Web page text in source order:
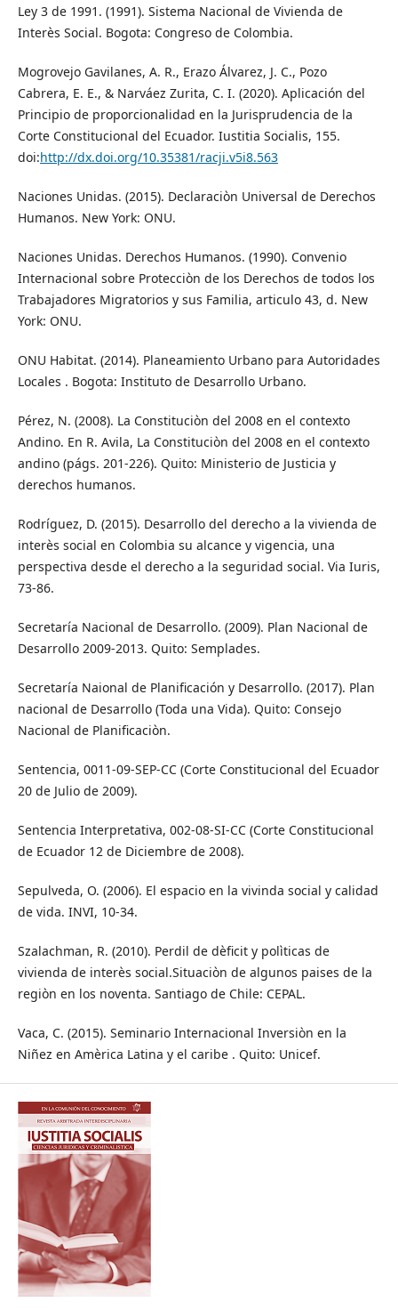
Ley 3 de 1991. (1991). Sistema Nacional de Vivienda de
Interès Social. Bogota: Congreso de Colombia.
Mogrovejo Gavilanes, A. R., Erazo Álvarez, J. C., Pozo
Cabrera, E. E., & Narváez Zurita, C. I. (2020). Aplicación del
Principio de proporcionalidad en la Jurisprudencia de la
Corte Constitucional del Ecuador. Iustitia Socialis, 155.
doi:http://dx.doi.org/10.35381/racji.v5i8.563
Naciones Unidas. (2015). Declaraciòn Universal de Derechos
Humanos. New York: ONU.
Naciones Unidas. Derechos Humanos. (1990). Convenio
Internacional sobre Protecciòn de los Derechos de todos los
Trabajadores Migratorios y sus Familia, articulo 43, d. New
York: ONU.
ONU Habitat. (2014). Planeamiento Urbano para Autoridades
Locales . Bogota: Instituto de Desarrollo Urbano.
Pérez, N. (2008). La Constituciòn del 2008 en el contexto
Andino. En R. Avila, La Constituciòn del 2008 en el contexto
andino (págs. 201-226). Quito: Ministerio de Justicia y
derechos humanos.
Rodríguez, D. (2015). Desarrollo del derecho a la vivienda de
interès social en Colombia su alcance y vigencia, una
perspectiva desde el derecho a la seguridad social. Via Iuris,
73-86.
Secretaría Nacional de Desarrollo. (2009). Plan Nacional de
Desarrollo 2009-2013. Quito: Semplades.
Secretaría Naional de Planificación y Desarrollo. (2017). Plan
nacional de Desarrollo (Toda una Vida). Quito: Consejo
Nacional de Planificaciòn.
Sentencia, 0011-09-SEP-CC (Corte Constitucional del Ecuador
20 de Julio de 2009).
Sentencia Interpretativa, 002-08-SI-CC (Corte Constitucional
de Ecuador 12 de Diciembre de 2008).
Sepulveda, O. (2006). El espacio en la vivinda social y calidad
de vida. INVI, 10-34.
Szalachman, R. (2010). Perdil de dèficit y polìticas de
vivienda de interès social.Situaciòn de algunos paises de la
regiòn en los noventa. Santiago de Chile: CEPAL.
Vaca, C. (2015). Seminario Internacional Inversiòn en la
Niñez en Amèrica Latina y el caribe . Quito: Unicef.